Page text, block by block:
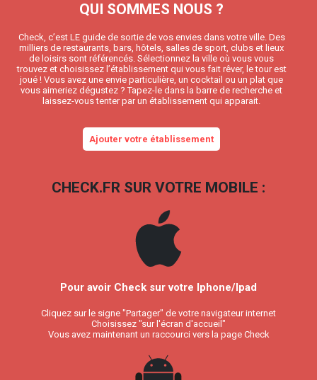
QUI SOMMES NOUS ?
Check, c’est LE guide de sortie de vos envies dans votre ville. Des
milliers de restaurants, bars, hôtels, salles de sport, clubs et lieux
de loisirs sont référencés. Sélectionnez la ville où vous vous
trouvez et choisissez l’établissement qui vous fait rêver, le tour est
joué ! Vous avez une envie particulière, un cocktail ou un plat que
vous aimeriez dégustez ? Tapez-le dans la barre de recherche et
laissez-vous tenter par un établissement qui apparait.
Ajouter votre établissement
CHECK.FR SUR VOTRE MOBILE :
Pour avoir Check sur votre Iphone/Ipad
Cliquez sur le signe "Partager" de votre navigateur internet
Choisissez "sur l'écran d'accueil"
Vous avez maintenant un raccourci vers la page Check